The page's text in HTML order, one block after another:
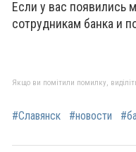
Если у вас появились
сотрудникам банка и
Якщо ви помітили помилку,
#Славянск #новости